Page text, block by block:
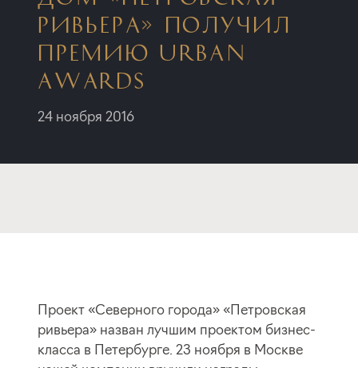
РИВЬЕРА» ПОЛУЧИЛ
ПРЕМИЮ URBAN
AWARDS
24 ноября 2016
Проект «Северного города» «Петровская
ривьера» назван лучшим проектом бизнес-
класса в Петербурге. 23 ноября в Москве